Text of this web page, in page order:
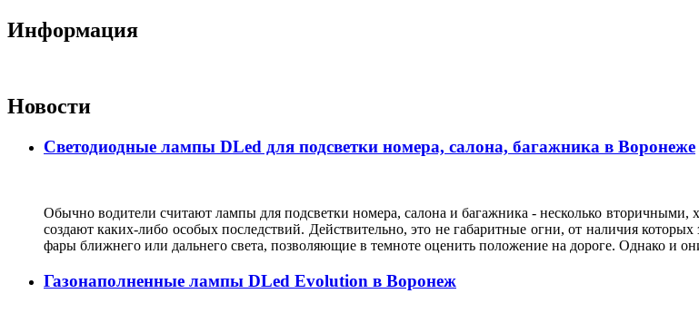
Информация
Новости
Светодиодные лампы DLed для подсветки номера, салона, багажника в Воронеже
Обычно водители считают лампы для подсветки номера, салона и багажника - несколько вторичными,
создают каких-либо особых последствий. Действительно, это не габаритные огни, от наличия
фары ближнего или дальнего света, позволяющие в темноте оценить положение на дороге. Однако и
Газонаполненные лампы DLed Evolution в Воронеж